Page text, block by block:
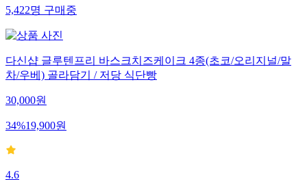
5,422명구매중
다신샵 글루텐프리 바스크치즈케이크 4종(초코/오리지널/말
차/우베) 골라담기 / 저당 식단빵
30,000원
34%19,900원
4.6